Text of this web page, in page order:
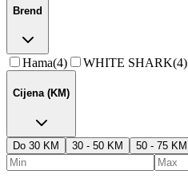
Brend
Hama(4) WHITE SHARK(4)
Cijena (KM)
Do 30 KM 30 - 50 KM 50 - 75 KM